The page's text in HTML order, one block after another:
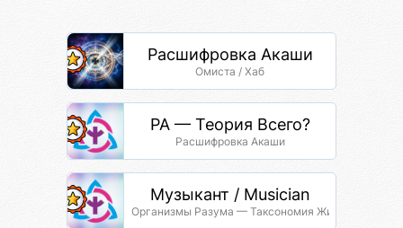
Расшифровка Акаши
Омиста / Хаб
РА — Теория Всего?
Расшифровка Акаши
Музыкант / Musician
Организмы Разума — Таксономия Жизни